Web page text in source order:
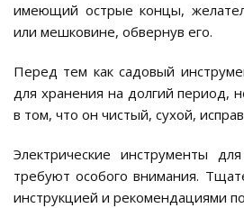
имеющий острые концы,
или мешковине, обвернув его.
Перед тем как садовый
для хранения на долгий период,
в том, что он чистый, сухой,
Электрические инструменты
требуют особого внимания.
инструкцией и рекомендациями